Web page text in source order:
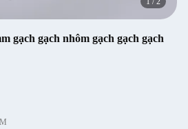
gạch gạch nhôm gạch gạch gạch